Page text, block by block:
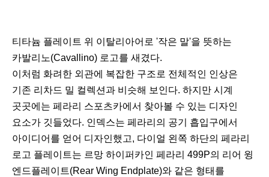
티타늄 플레이트 위 이탈리아어로 '작은 말'을 뜻하는
카발리노(Cavallino) 로고를 새겼다.
이처럼 화려한 외관에 복잡한 구조로 전체적인 인상은
기존 리차드 밀 컬렉션과 비슷해 보인다. 하지만 시계
곳곳에는 페라리 스포츠카에서 찾아볼 수 있는 디자인
요소가 깃들었다. 인덱스는 페라리의 공기 흡입구에서
아이디어를 얻어 디자인했고, 다이얼 왼쪽 하단의 페라리
로고 플레이트는 르망 하이퍼카인 페라리 499P의 리어 윙
엔드플레이트(Rear Wing Endplate)와 같은 형태를